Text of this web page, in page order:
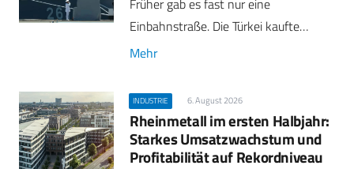
Früher gab es fast nur eine
Einbahnstraße. Die Türkei kaufte…
Mehr
INDUSTRIE 6. August 2026
Rheinmetall im ersten Halbjahr:
Starkes Umsatzwachstum und
Profitabilität auf Rekordniveau